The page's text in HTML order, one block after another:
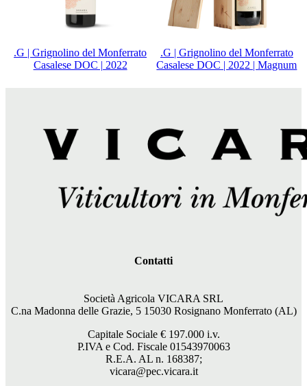
.G | Grignolino del Monferrato
Casalese DOC | 2022
.G | Grignolino del Monferrato
Casalese DOC | 2022 | Magnum
Contatti
Società Agricola VICARA SRL
C.na Madonna delle Grazie, 5 15030 Rosignano Monferrato (AL)
Capitale Sociale € 197.000i.v.
P.IVA e Cod. Fiscale 01543970063
R.E.A. AL n. 168387;
vicara@pec.vicara.it